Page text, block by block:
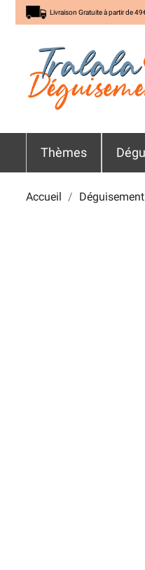
Livraison Gratuite à partir de
Thèmes
Accueil